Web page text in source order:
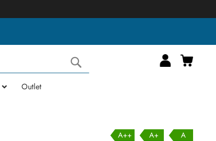
Cerca
Carrello
Outlet
A++ A+ A